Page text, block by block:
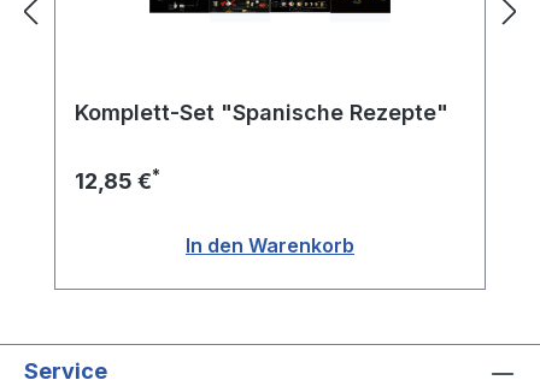
Komplett-Set "Spanische Rezepte"
12,85 €*
In den Warenkorb
Service